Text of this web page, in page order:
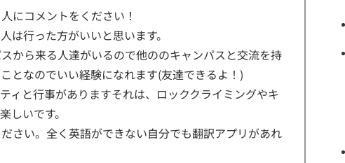
にコメントをください！
は行った方がいいと思います。
から来る人達がいるので他ののキャンパスと交流を持
となのでいい経験になれます(友達できるよ！)
ィと行事がありますそれは、ロッククライミングやキ
しいです。
さい。全く英語ができない自分でも翻訳アプリがあれ